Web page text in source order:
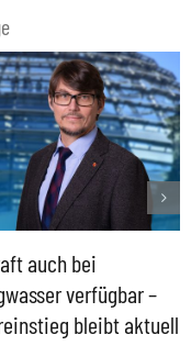
auch bei
verfügbar –
bleibt aktuell